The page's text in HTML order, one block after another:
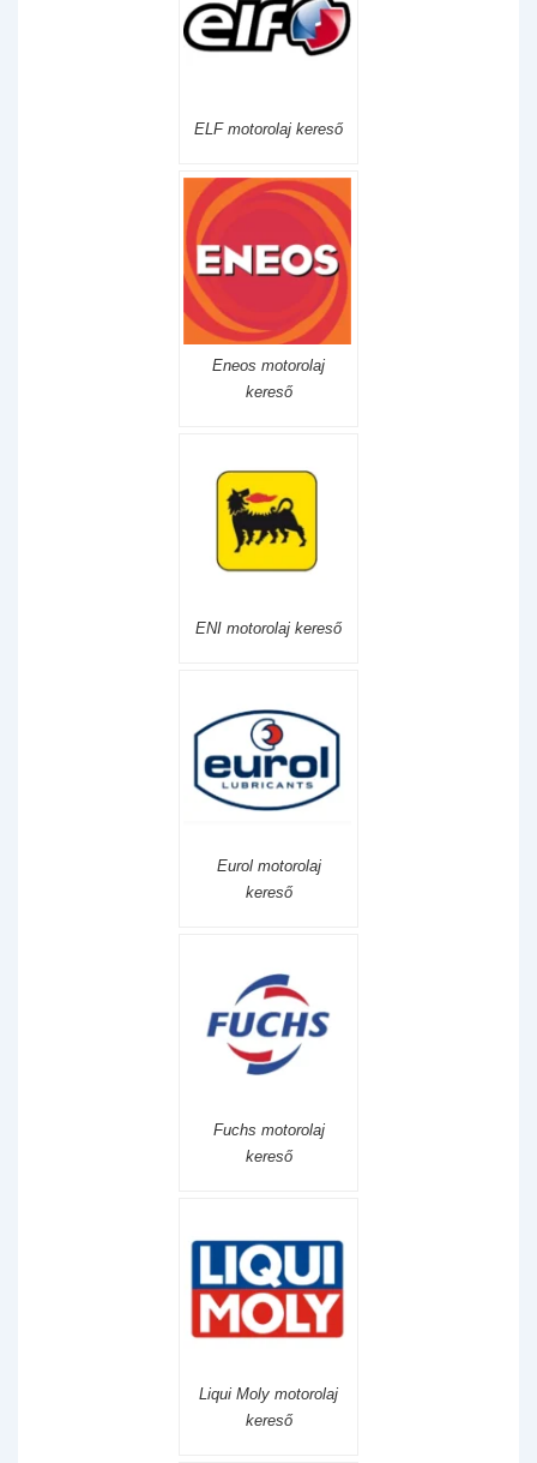
ELF motorolaj kereső
Eneos motorolaj
kereső
ENI motorolaj kereső
Eurol motorolaj
kereső
Fuchs motorolaj
kereső
Liqui Moly motorolaj
kereső